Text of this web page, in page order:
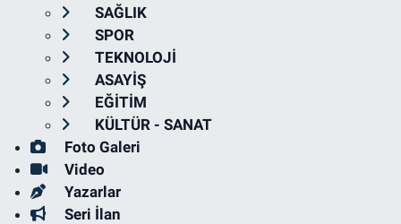
SAĞLIK
SPOR
TEKNOLOJİ
ASAYİŞ
EĞİTİM
KÜLTÜR - SANAT
Foto Galeri
Video
Yazarlar
Seri İlan